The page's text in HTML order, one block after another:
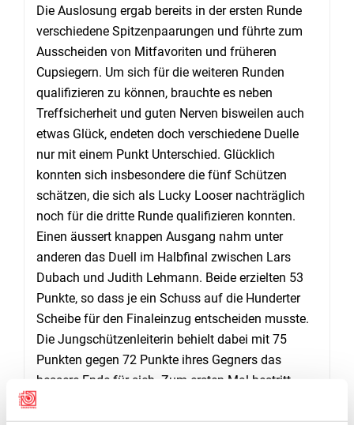
Die Auslosung ergab bereits in der ersten Runde
verschiedene Spitzenpaarungen und führte zum
Ausscheiden von Mitfavoriten und früheren
Cupsiegern. Um sich für die weiteren Runden
qualifizieren zu können, brauchte es neben
Treffsicherheit und guten Nerven bisweilen auch
etwas Glück, endeten doch verschiedene Duelle
nur mit einem Punkt Unterschied. Glücklich
konnten sich insbesondere die fünf Schützen
schätzen, die sich als Lucky Looser nachträglich
noch für die dritte Runde qualifizieren konnten.
Einen äussert knappen Ausgang nahm unter
anderen das Duell im Halbfinal zwischen Lars
Dubach und Judith Lehmann. Beide erzielten 53
Punkte, so dass je ein Schuss auf die Hunderter
Scheibe für den Finaleinzug entscheiden musste.
Die Jungschützenleiterin behielt dabei mit 75
Punkten gegen 72 Punkte ihres Gegners das
bessere Ende für sich. Zum ersten Mal bestritt
Diesen wusste dann Peter Fankhauser in einem